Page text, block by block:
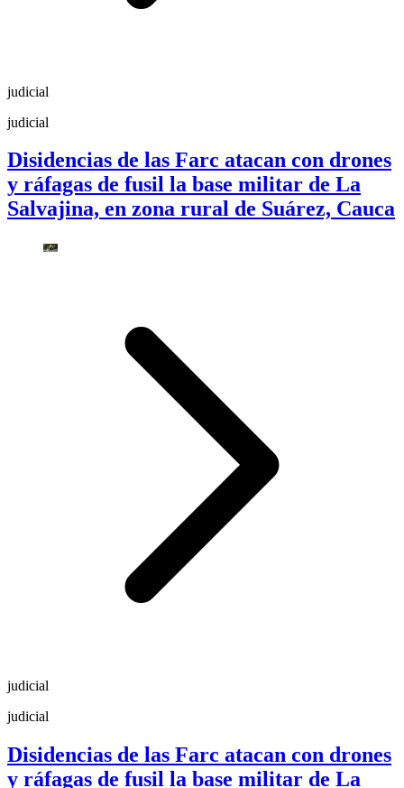
judicial
judicial
Disidencias de las Farc atacan con drones
y ráfagas de fusil la base militar de La
Salvajina, en zona rural de Suárez, Cauca
judicial
judicial
Disidencias de las Farc atacan con drones
y ráfagas de fusil la base militar de La